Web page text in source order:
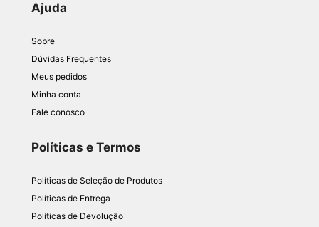
Ajuda
Sobre
Dúvidas Frequentes
Meus pedidos
Minha conta
Fale conosco
Políticas e Termos
Políticas de Seleção de Produtos
Políticas de Entrega
Políticas de Devolução